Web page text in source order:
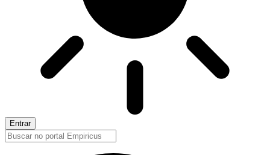
Entrar